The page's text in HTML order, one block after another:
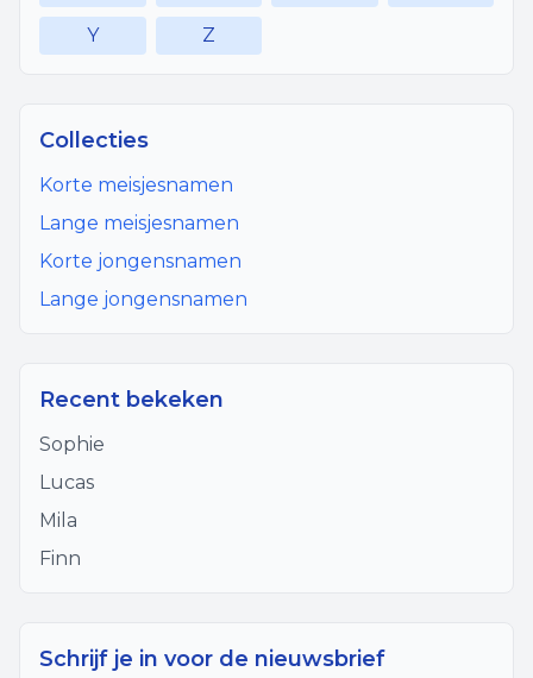
Y Z
Collecties
Korte meisjesnamen
Lange meisjesnamen
Korte jongensnamen
Lange jongensnamen
Recent bekeken
Sophie
Lucas
Mila
Finn
Schrijf je in voor de nieuwsbrief